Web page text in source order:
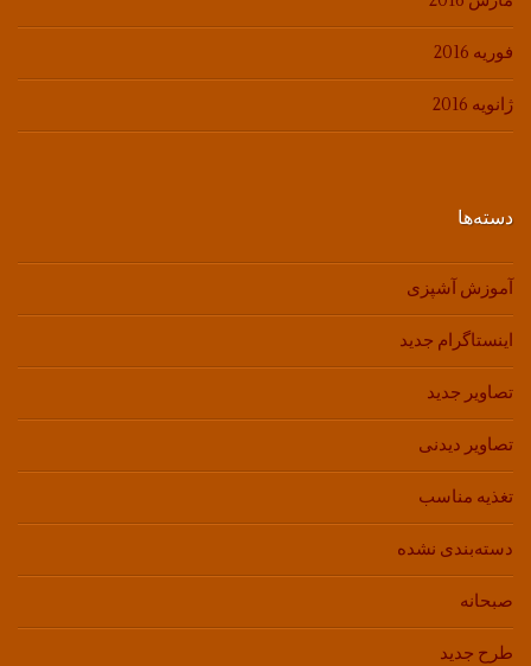
فوریه 2016
ژانویه 2016
دسته‌ها
آموزش آشپزی
اینستاگرام جدید
تصاویر جدید
تصاویر دیدنی
تغذیه مناسب
دسته‌بندی نشده
صبحانه
طرح جدید